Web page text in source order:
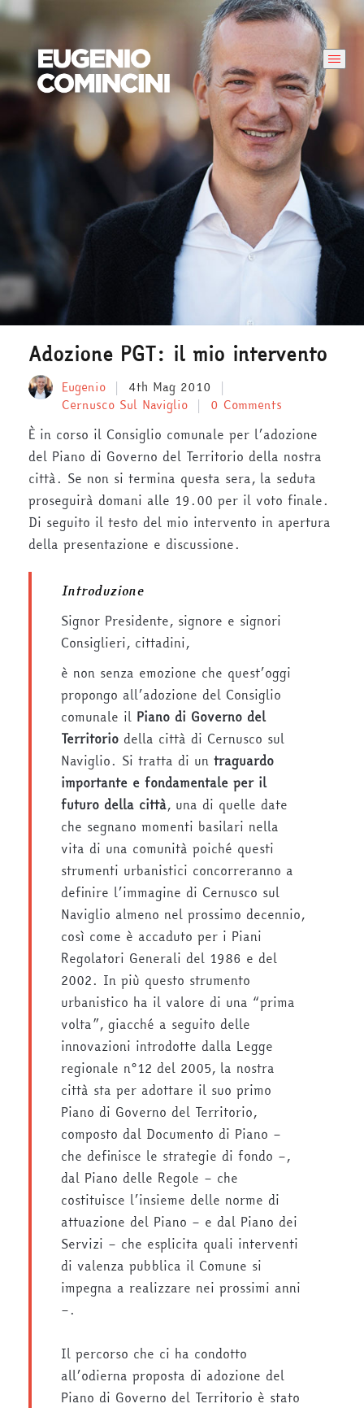
Adozione PGT: il mio intervento
Eugenio
4th Mag 2010
Cernusco Sul Naviglio
0 Comments
È in corso il Consiglio comunale per l’adozione
del Piano di Governo del Territorio della nostra
città. Se non si termina questa sera, la seduta
proseguirà domani alle 19.00 per il voto finale.
Di seguito il testo del mio intervento in apertura
della presentazione e discussione.
Introduzione
Signor Presidente, signore e signori
Consiglieri, cittadini,
è non senza emozione che quest’oggi
propongo all’adozione del Consiglio
comunale il Piano di Governo del
Territorio della città di Cernusco sul
Naviglio. Si tratta di un traguardo
importante e fondamentale per il
futuro della città, una di quelle date
che segnano momenti basilari nella
vita di una comunità poiché questi
strumenti urbanistici concorreranno a
definire l’immagine di Cernusco sul
Naviglio almeno nel prossimo decennio,
così come è accaduto per i Piani
Regolatori Generali del 1986 e del
2002. In più questo strumento
urbanistico ha il valore di una “prima
volta”, giacché a seguito delle
innovazioni introdotte dalla Legge
regionale n°12 del 2005, la nostra
città sta per adottare il suo primo
Piano di Governo del Territorio,
composto dal Documento di Piano –
che definisce le strategie di fondo –,
dal Piano delle Regole – che
costituisce l’insieme delle norme di
attuazione del Piano – e dal Piano dei
Servizi – che esplicita quali interventi
di valenza pubblica il Comune si
impegna a realizzare nei prossimi anni
–.
Il percorso che ci ha condotto
all’odierna proposta di adozione del
Piano di Governo del Territorio è stato